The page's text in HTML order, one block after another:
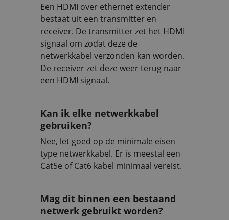
Een HDMI over ethernet extender
bestaat uit een transmitter en
receiver. De transmitter zet het HDMI
signaal om zodat deze de
netwerkkabel verzonden kan worden.
De receiver zet deze weer terug naar
een HDMI signaal.
Kan ik elke netwerkkabel
gebruiken?
Nee, let goed op de minimale eisen
type netwerkkabel. Er is meestal een
Cat5e of Cat6 kabel minimaal vereist.
Mag dit binnen een bestaand
netwerk gebruikt worden?